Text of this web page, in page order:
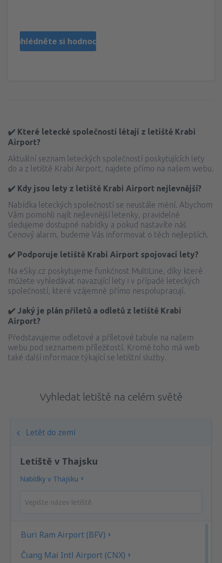
Prohlédněte si hodnocení
✔️ Které letecké společnosti létají z letiště Krabi
Airport?
Aktuální seznam leteckých společností poskytujících lety
do a z letiště Krabi Airport, najdete přímo na našem webu.
✔️ Kdy jsou lety z letiště Krabi Airport nejlevnější?
Nabídka leteckých společností se neustále mění. Abychom
Vám pomohli najít nejlevnější letenky, pravidelně
sledujeme dostupné nabídky a pokud nastavíte náš
Cenový alarm, budeme Vás informovat o těch nejlepších.
✔️ Podporuje letiště Krabi Airport spojovací lety?
Na eSky.cz poskytujeme funkčnost MultiLine, díky které
můžete vyhledávat navazující lety i v případě leteckých
společností, které vzájemně přímo nespolupracují.
✔️ Jaký je plán příletů a odletů z letiště Krabi
Airport?
Představujeme odletové a příletové tabule na našem
webu pod seznamem příležitostí. Kromě toho má web
také další informace týkající se letištní služby.
Vyhledat letiště na celém světě
Letět do zemí
Letiště v Thajsku
Nabídky v Thajsku
Buri Ram Airport (BFV)
Čiang Mai Intl Airport (CNX)